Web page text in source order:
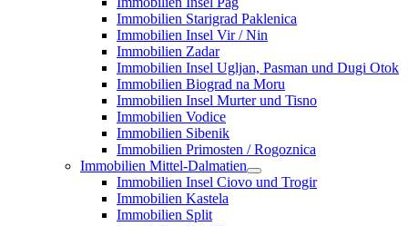
Immobilien Starigrad Paklenica
Immobilien Insel Vir / Nin
Immobilien Zadar
Immobilien Insel Ugljan, Pasman und Dugi Otok
Immobilien Biograd na Moru
Immobilien Insel Murter und Tisno
Immobilien Vodice
Immobilien Sibenik
Immobilien Primosten / Rogoznica
Immobilien Mittel-Dalmatien
Immobilien Insel Ciovo und Trogir
Immobilien Kastela
Immobilien Split